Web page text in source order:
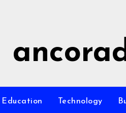
Education Technology